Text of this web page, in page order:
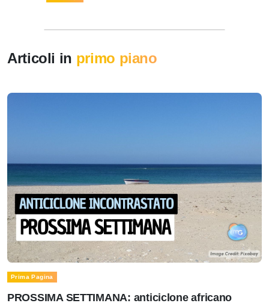
Articoli in primo piano
Prima Pagina
PROSSIMA SETTIMANA: anticiclone africano